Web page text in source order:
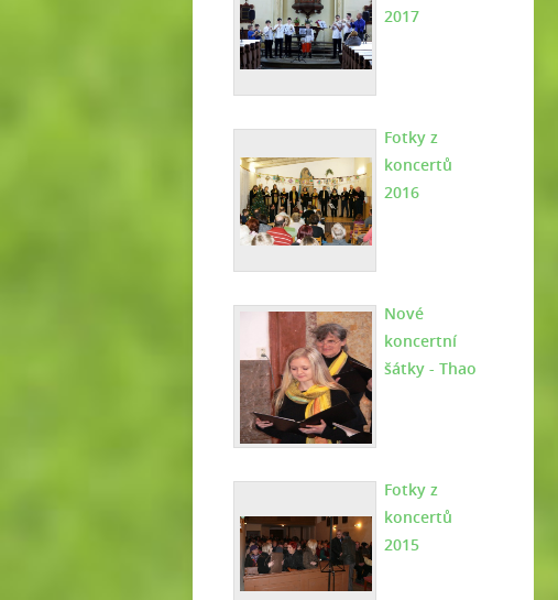
2017
Fotky z
koncertů
2016
Nové
koncertní
šátky - Thao
Fotky z
koncertů
2015